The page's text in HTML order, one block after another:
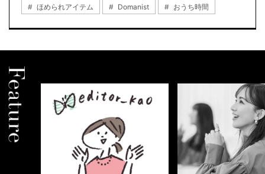
ほめられアイテム Domanist おうち時間